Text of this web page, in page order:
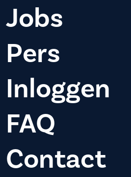
Jobs
Pers
Inloggen
FAQ
Contact